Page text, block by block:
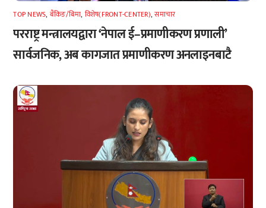
TOP NEWS, बैंकिङ/बिमा, विशेष(FRONT-CENTER),समाचार
परराष्ट्र मन्त्रालयद्वारा ‘नेपाल ई–प्रमाणीकरण प्रणाली’
सार्वजनिक, अब कागजात प्रमाणीकरण अनलाइनबाटै